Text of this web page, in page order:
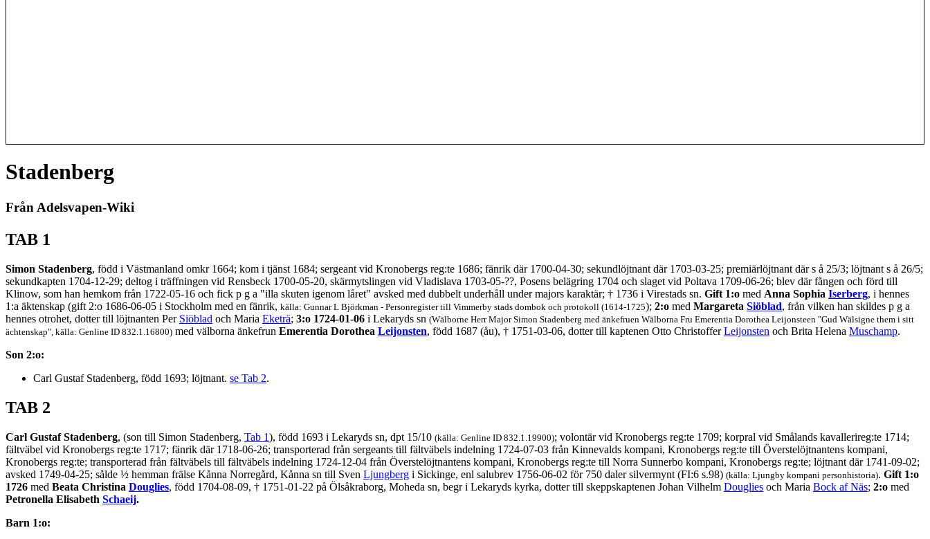
Stadenberg
Från Adelsvapen-Wiki
TAB 1
Simon Stadenberg, född i Västmanland omkr 1664; kom i tjänst 1684; sergeant vid Kronobergs reg:te 1686; fänrik där 1700-04-30; sekundlöjtnant där 1703-03-25; premiärlöjtnant där s å 25/3; löjtnant s å 26/5;
sekundkapten 1704-12-29; deltog i träffningen vid Rensbeck 1700-05-20, skärmytslingen vid Vladislava 1703-05-??, Posens belägring 1704 och slaget vid Poltava 1709-06-26; blev där fången och förd till
Klinow, som han hemkom från 1722-05-16 och fick p g a "illa skuten igenom låret" avsked med dubbelt underhåll under majors karaktär; † 1736 i Virestads sn. Gift 1:o med Anna Sophia Iserberg, i hennes
1:a äktenskap (gift 2:o 1686-06-05 i Stockholm med en fänrik, källa: Gunnar L Björkman - Personregister till Vimmerby stads dombok och protokoll (1614-1725); 2:o med Margareta Siöblad, från vilken han skildes p g a
hennes otrohet, dotter till löjtnanten Per Siöblad och Maria Eketrä; 3:o 1724-01-06 i Lekaryds sn (Wälborne Herr Major Simon Stadenberg med änkefruen Wälborna Fru Emerentia Dorothea Leijonsteen "Gud Wälsigne them i sitt
ächtenskap", källa: Genline ID 832.1.16800) med välborna änkefrun Emerentia Dorothea Leijonsten, född 1687 (åu), † 1751-03-06, dotter till kaptenen Otto ChristofferLeijonsten och Brita Helena Muschamp.
Son 2:o:
Carl Gustaf Stadenberg, född 1693; löjtnant. se Tab 2.
TAB 2
Carl Gustaf Stadenberg, (son till Simon Stadenberg, Tab 1), född 1693 i Lekaryds sn, dpt 15/10 (källa: Genline ID 832.1.19900); volontär vid Kronobergs reg:te 1709; korpral vid Smålands kavallerireg:te 1714;
fältväbel vid Kronobergs reg:te 1717; fänrik där 1718-06-26; transporterad från sergeants till fältväbels indelning 1724-07-03 från Kinnevalds kompani, Kronobergs reg:te till Överstelöjtnantens kompani,
Kronobergs reg:te; transporterad från fältväbels till fältväbels indelning 1724-12-04 från Överstelöjtnantens kompani, Kronobergs reg:te till Norra Sunnerbo kompani, Kronobergs reg:te; löjtnant där 1741-09-02;
avsked 1749-04-25; sålde ½ hemman frälse Kånna Norregård, Kånna sn till Sven Ljungberg i Sickinge, enl salubrev 1756-06-02 för 750 daler silvermynt (FI:6 s.98) (källa: Ljungby kompani personhistoria). Gift 1:o
1726 med Beata Christina Douglies, född 1704-08-09, † 1751-01-22 på Ölsåkraborg, Moheda sn, begr i Lekaryds kyrka, dotter till skeppskaptenen Johan Vilhelm Douglies och Maria Bock af Näs; 2:o med
Petronella Elisabeth Schaeij.
Barn 1:o: